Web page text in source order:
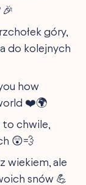
góry,
do kolejnych
how
❤️🌍
to chwile,
😲💨
wiekiem, ale
snów 💪